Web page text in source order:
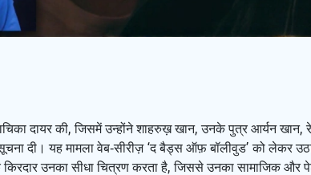
दायर की, जिसमें उन्होंने शाहरुख़ खान, उनके पुत्र आर्यन खान,
दी। यह मामला वेब‑सीरीज़ ‘द बैड्स ऑफ़ बॉलीवुड’ को लेकर
उनका सीधा चित्रण करता है, जिससे उनका सामाजिक और